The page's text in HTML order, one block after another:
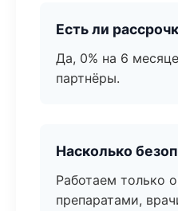
Есть ли
Да, 0% на 6
партнёры.
Насколько
Работаем только
препаратами,